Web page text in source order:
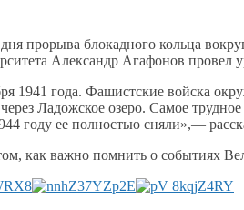
прорыва блокадного кольца
Александр Агафонов провел
1941 года. Фашистские войска
Ладожское озеро. Самое
году ее полностью сняли»,—
как важно помнить о событиях